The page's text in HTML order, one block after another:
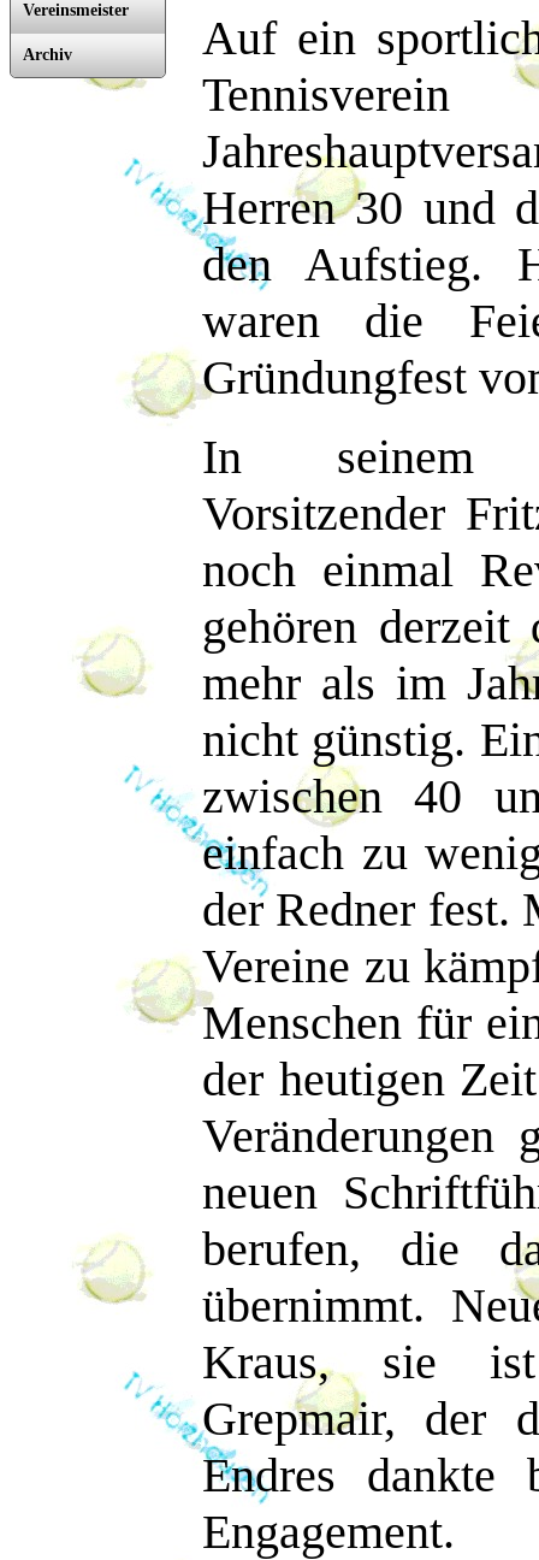
Vereinsmeister
Archiv
Auf ein
Herren 30 und
den Aufstieg.
waren die
Gründungfest
In seinem
Vorsitzender
noch einmal
gehören
mehr als im
nicht günstig.
zwischen 40
einfach zu
der Redner fest.
Vereine zu
Menschen für
der heutigen
Veränderungen
neuen
berufen, die
übernimmt.
Kraus, sie
Grepmair, der
Endres dankte
Engagement.